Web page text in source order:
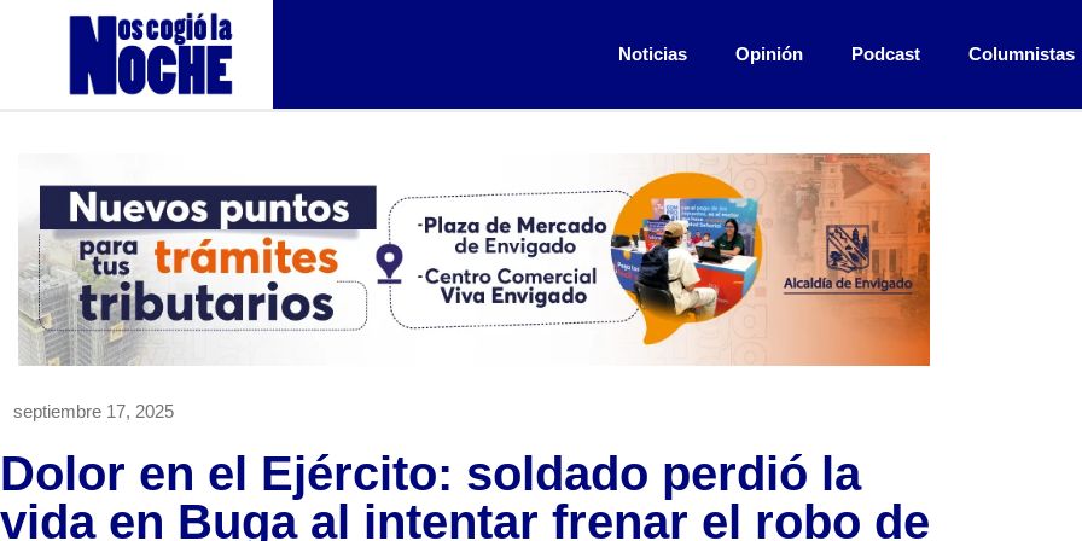
Noticias Opinión Podcast Columnistas
septiembre 17, 2025
Dolor en el Ejército: soldado perdió la
vida en Buga al intentar frenar el robo de